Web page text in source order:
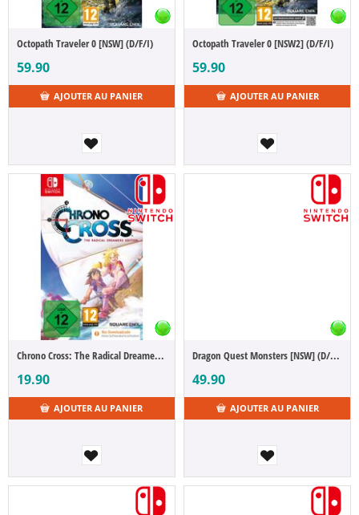
Octopath Traveler 0 [NSW] (D/F/I)
59.90
AJOUTER AU PANIER
Octopath Traveler 0 [NSW2] (D/F/I)
59.90
AJOUTER AU PANIER
Chrono Cross: The Radical Dreamers Edition [NSW] (Code in a Box) (D/F/I)
19.90
AJOUTER AU PANIER
Dragon Quest Monsters [NSW] (D/F/I)
49.90
AJOUTER AU PANIER